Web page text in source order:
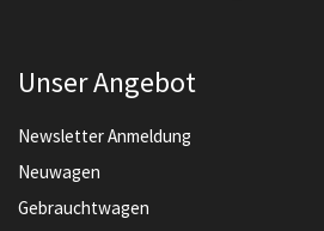
Unser Angebot
Newsletter Anmeldung
Neuwagen
Gebrauchtwagen